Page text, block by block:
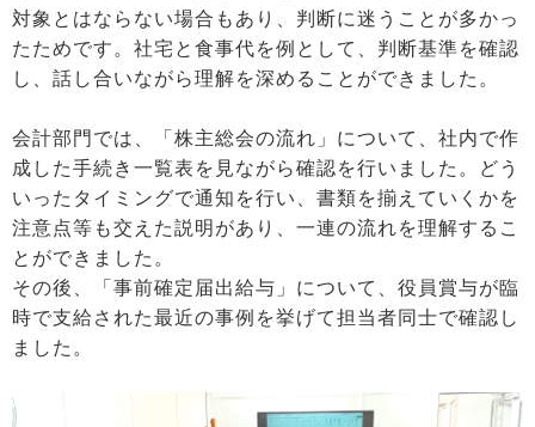
対象とはならない場合もあり、判断に迷うことが多かっ
たためです。社宅と食事代を例として、判断基準を確認
し、話し合いながら理解を深めることができました。
会計部門では、「株主総会の流れ」について、社内で作
成した手続き一覧表を見ながら確認を行いました。どう
いったタイミングで通知を行い、書類を揃えていくかを
注意点等も交えた説明があり、一連の流れを理解するこ
とができました。
その後、「事前確定届出給与」について、役員賞与が臨
時で支給された最近の事例を挙げて担当者同士で確認し
ました。